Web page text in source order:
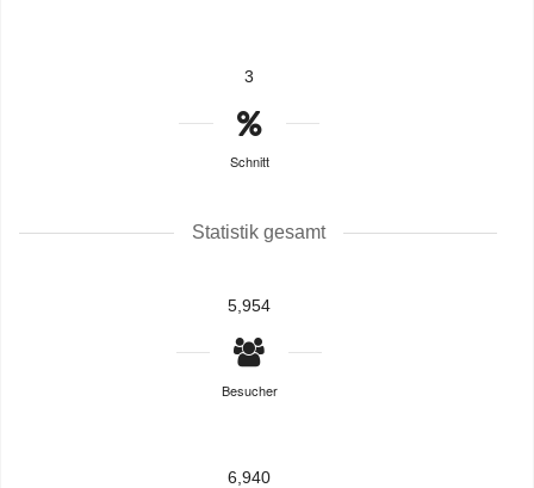
3
Schnitt
Statistik gesamt
5,954
Besucher
6,940